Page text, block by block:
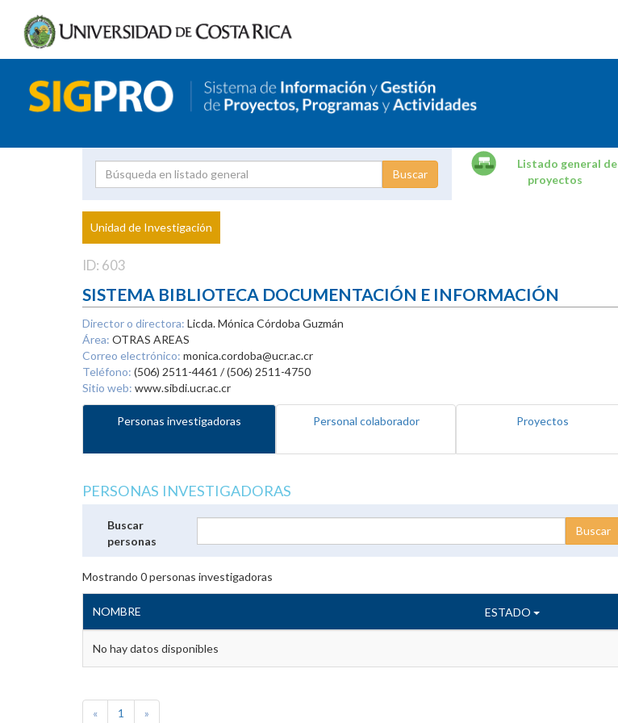
Proyecto
Investigador
Listado general de
proyectos
Unidad de Investigación
ID: 603
SISTEMA BIBLIOTECA DOCUMENTACIÓN E INFORMACIÓN
Director o directora: Licda. Mónica Córdoba Guzmán
Área: OTRAS AREAS
Correo electrónico: monica.cordoba@ucr.ac.cr
Teléfono: (506) 2511-4461 / (506) 2511-4750
Sitio web: www.sibdi.ucr.ac.cr
Personas investigadoras Personal colaborador Proyectos
PERSONAS INVESTIGADORAS
Buscar
personas
Mostrando 0personas investigadoras
NOMBRE ESTADO
No hay datos disponibles
« 1 »